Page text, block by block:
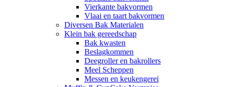
Vierkante bakvormen
Vlaai en taart bakvormen
Diversen Bak Materialen
Klein bak gereedschap
Bak kwasten
Beslagkommen
Deegroller en bakrollers
Meel Scheppen
Messen en keukengerei